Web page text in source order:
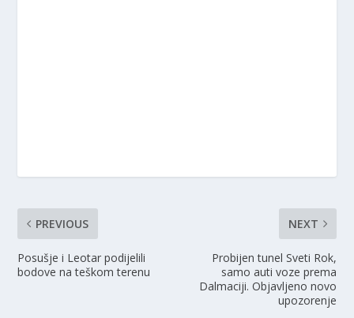
PREVIOUS
Posušje i Leotar podijelili
bodove na teškom terenu
NEXT
Probijen tunel Sveti Rok,
samo auti voze prema
Dalmaciji. Objavljeno novo
upozorenje